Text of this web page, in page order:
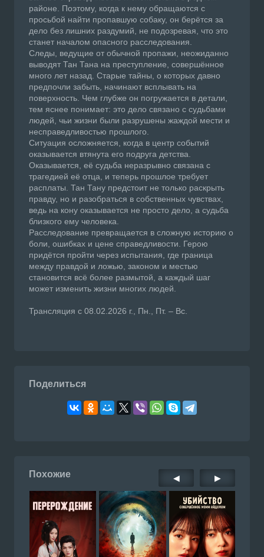
районе. Поэтому, когда к нему обращаются с
просьбой найти пропавшую собаку, он берётся за
дело без лишних раздумий, не подозревая, что это
станет началом опасного расследования.
Следы, ведущие от обычной пропажи, неожиданно
выводят Тан Тана на преступление, совершённое
много лет назад. Старые тайны, о которых давно
предпочли забыть, начинают всплывать на
поверхность. Чем глубже он погружается в детали,
тем яснее понимает: это дело связано с судьбами
людей, чьи жизни были разрушены жаждой мести и
несправедливостью прошлого.
Ситуация осложняется, когда в центр событий
оказывается втянута его подруга детства.
Оказывается, её судьба неразрывно связана с
трагедией её отца, и теперь прошлое требует
расплаты. Тан Тану предстоит не только раскрыть
правду, но и разобраться в собственных чувствах,
ведь на кону оказывается не просто дело, а судьба
близкого ему человека.
Расследование превращается в сложную историю о
боли, ошибках и цене справедливости. Герою
придётся пройти через испытания, где граница
между правдой и ложью, законом и местью
становится всё более размытой, а каждый шаг
может изменить жизни многих людей.
Трансляция с 08.02.2026 г., Пн., Пт. – Вс.
Поделиться
Похожие ◀ ▶